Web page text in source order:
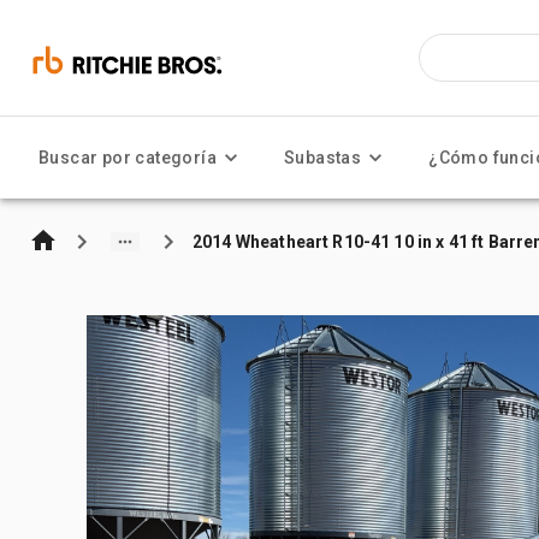
Buscar por categoría Subastas ¿Cómo
2014 Wheatheart R10-41 10 in x 41 ft